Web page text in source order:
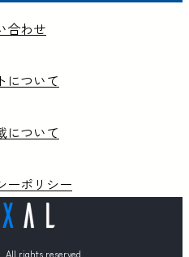
合わせ
について
について
ーポリシー
All rights reserved